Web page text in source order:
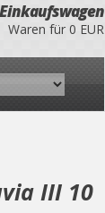
Einkaufswagen
Waren für 0 EUR
III 10